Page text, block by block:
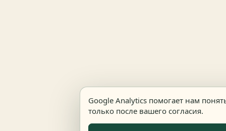
Google Analytics помогает нам
только после вашего согласия.